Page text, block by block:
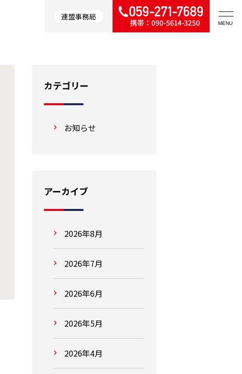
連盟事務局
カテゴリー
お知らせ
アーカイブ
2026年8月
2026年7月
2026年6月
2026年5月
2026年4月